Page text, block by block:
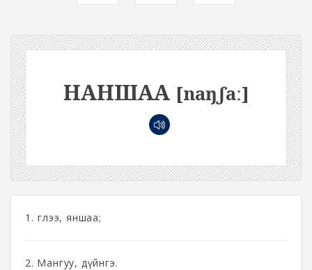
НАНШАА [naŋʃaː]
1. Үглээ, яншаа;
2. Мангуу, дүйнгэ.